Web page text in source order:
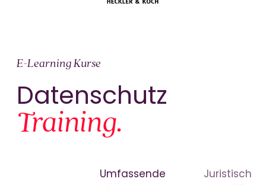
E-Learning Kurse
Datenschutz
Training.
Umfassende
Juristisch